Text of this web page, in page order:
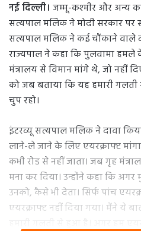
नई दिल्ली। जम्मू-कश्मीर और अन्य
सत्यपाल मलिक ने मोदी सरकार
सत्यपाल मलिक ने कई चौंकाने वाले
राज्यपाल ने कहा कि पुलवामा
मंत्रालय से विमान मांगे थे, जो नहीं
को जब बताया कि यह हमारी
चुप रहो।
इंटरव्यू सत्यपाल मलिक ने दावा
लाने-ले जाने के लिए एयरक्राफ्ट
कभी रोड से नहीं जाता। जब गृह
मना कर दिया। उन्होंने कहा कि
उनको, कैसे भी देता। सिर्फ पांच
एयरक्राफ्ट नहीं दिया गया। मैंने ये